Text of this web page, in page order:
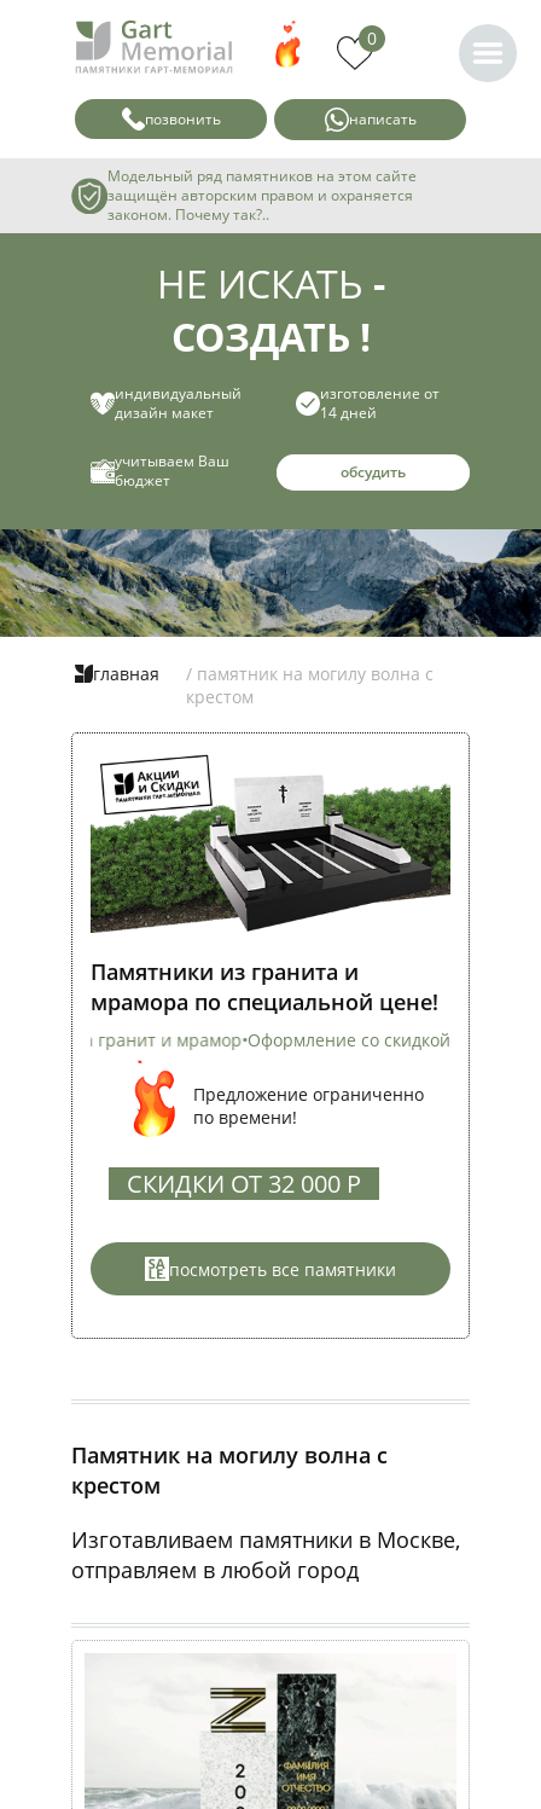
0
позвонить написать
Модельный ряд памятников на этом сайте
защищён авторским правом и охраняется
законом. Почему так?..
НЕ ИСКАТЬ -
СОЗДАТЬ !
индивидуальный
дизайн макет
изготовление от
14 дней
учитываем Ваш
бюджет
обсудить
главная
/ памятник на могилу волна с
крестом
Памятники из гранита и
мрамора по специальной цене!
и мрамор•Оформление со скидкой•Установка на всех
Предложение ограниченно
по времени!
СКИДКИ ОТ 32 000 Р
посмотреть все памятники
Памятник на могилу волна с
крестом
Изготавливаем памятники в Москве,
отправляем в любой город